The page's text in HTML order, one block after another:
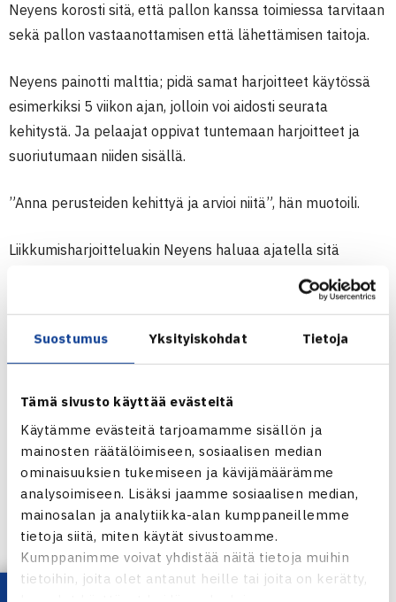
Suostumus Yksityiskohdat Tietoja
Tämä sivusto käyttää evästeitä
Käytämme evästeitä tarjoamamme sisällön ja
mainosten räätälöimiseen, sosiaalisen median
ominaisuuksien tukemiseen ja kävijämäärämme
analysoimiseen. Lisäksi jaamme sosiaalisen median,
mainosalan ja analytiikka-alan kumppaneillemme
tietoja siitä, miten käytät sivustoamme.
Kumppanimme voivat yhdistää näitä tietoja muihin
tietoihin, joita olet antanut heille tai joita on kerätty,
Neyens korosti sitä, että pallon kanssa toimiessa tarvitaan
sekä pallon vastaanottamisen että lähettämisen taitoja.
Neyens painotti malttia; pidä samat harjoitteet käytössä
esimerkiksi 5 viikon ajan, jolloin voi aidosti seurata
kehitystä. Ja pelaajat oppivat tuntemaan harjoitteet ja
suoriutumaan niiden sisällä.
”Anna perusteiden kehittyä ja arvioi niitä”, hän muotoili.
Liikkumisharjoitteluakin Neyens haluaa ajatella sitä
kautta, mitä pelissä tapahtuu – esimerkiksi, että 80
prosenttia tennisliikkumisesta on lateraalisuunnan liikettä.
Tenniksen vaatimukset ovat erilaisia kuin joissain muissa
pisimmillään kestävät”, Neyens kysyi?
Tenniksen luonteeseen kuuluu kompleksisuus:
”Liike on nopeaa, mutta samalla vaaditaan kontrollia ja
ajatustyötä. Pisteen syklissä tulee liike, lyönnin kiihdytys,
rentoutus ja taas liike.”